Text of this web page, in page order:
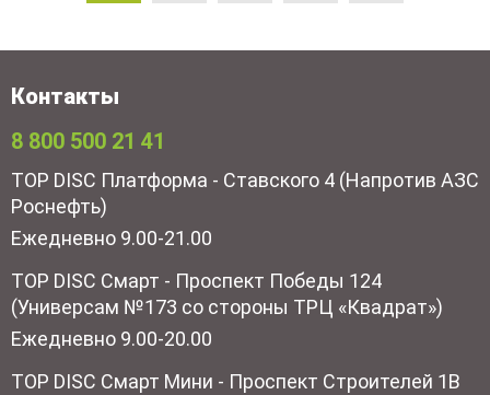
Контакты
8 800 500 21 41
TOP DISC Платформа - Ставского 4 (Напротив АЗС
Роснефть)
Ежедневно 9.00-21.00
TOP DISC Смарт - Проспект Победы 124
(Универсам №173 со стороны ТРЦ «Квадрат»)
Ежедневно 9.00-20.00
TOP DISC Смарт Мини - Проспект Строителей 1В